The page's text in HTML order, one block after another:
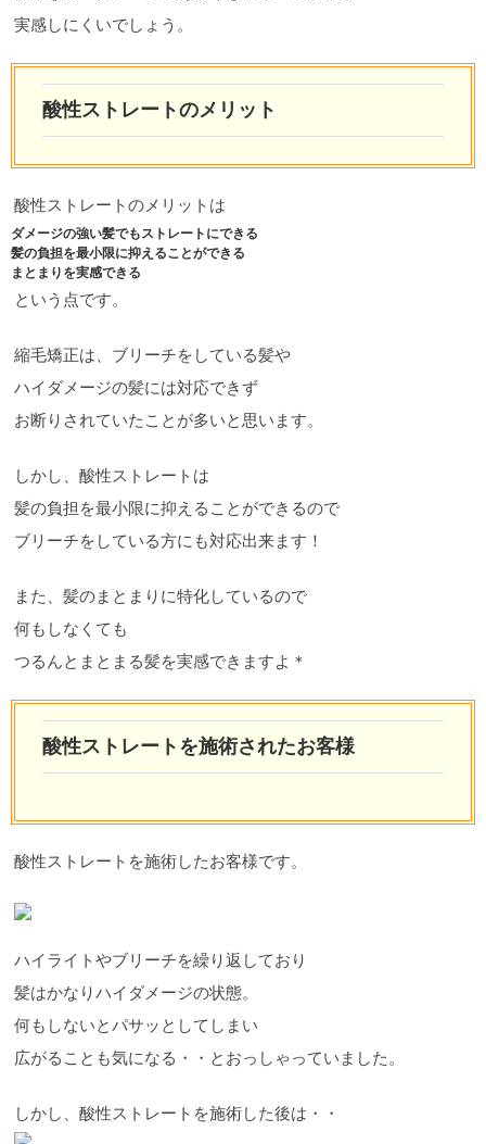
実感しにくいでしょう。
酸性ストレートのメリット
酸性ストレートのメリットは
ダメージの強い髪でもストレートにできる
髪の負担を最小限に抑えることができる
まとまりを実感できる
という点です。
縮毛矯正は、ブリーチをしている髪や
ハイダメージの髪には対応できず
お断りされていたことが多いと思います。
しかし、酸性ストレートは
髪の負担を最小限に抑えることができるので
ブリーチをしている方にも対応出来ます！
また、髪のまとまりに特化しているので
何もしなくても
つるんとまとまる髪を実感できますよ＊
酸性ストレートを施術されたお客様
酸性ストレートを施術したお客様です。
ハイライトやブリーチを繰り返しており
髪はかなりハイダメージの状態。
何もしないとパサッとしてしまい
広がることも気になる・・とおっしゃっていました。
しかし、酸性ストレートを施術した後は・・